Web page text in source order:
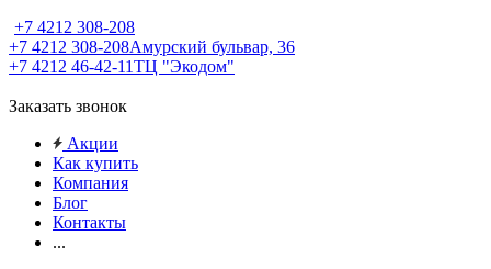
+7 4212 308-208
+7 4212 308-208Амурский бульвар, 36
+7 4212 46-42-11ТЦ "Экодом"
Заказать звонок
Акции
Как купить
Компания
Блог
Контакты
...